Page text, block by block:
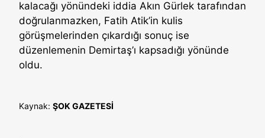
kalacağı yönündeki iddia Akın Gürlek tarafından
doğrulanmazken, Fatih Atik’in kulis
görüşmelerinden çıkardığı sonuç ise
düzenlemenin Demirtaş’ı kapsadığı yönünde
oldu.
Kaynak: ŞOK GAZETESİ